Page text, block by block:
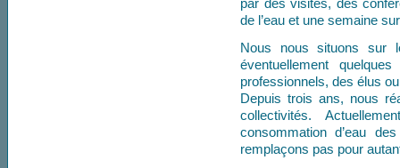
par des visites, des
de l’eau et une semaine
Nous nous situons sur
éventuellement
professionnels, des élus
Depuis trois ans, nous
collectivités.
consommation d’eau
remplaçons pas pour